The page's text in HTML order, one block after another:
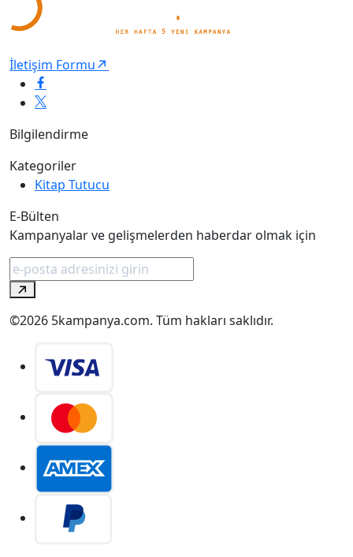
İletişim Formu
Bilgilendirme
Kategoriler
Kitap Tutucu
E-Bülten
Kampanyalar ve gelişmelerden haberdar olmak için
©2026 5kampanya.com. Tüm hakları saklıdır.